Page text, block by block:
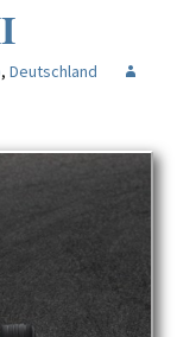
, Deutschland